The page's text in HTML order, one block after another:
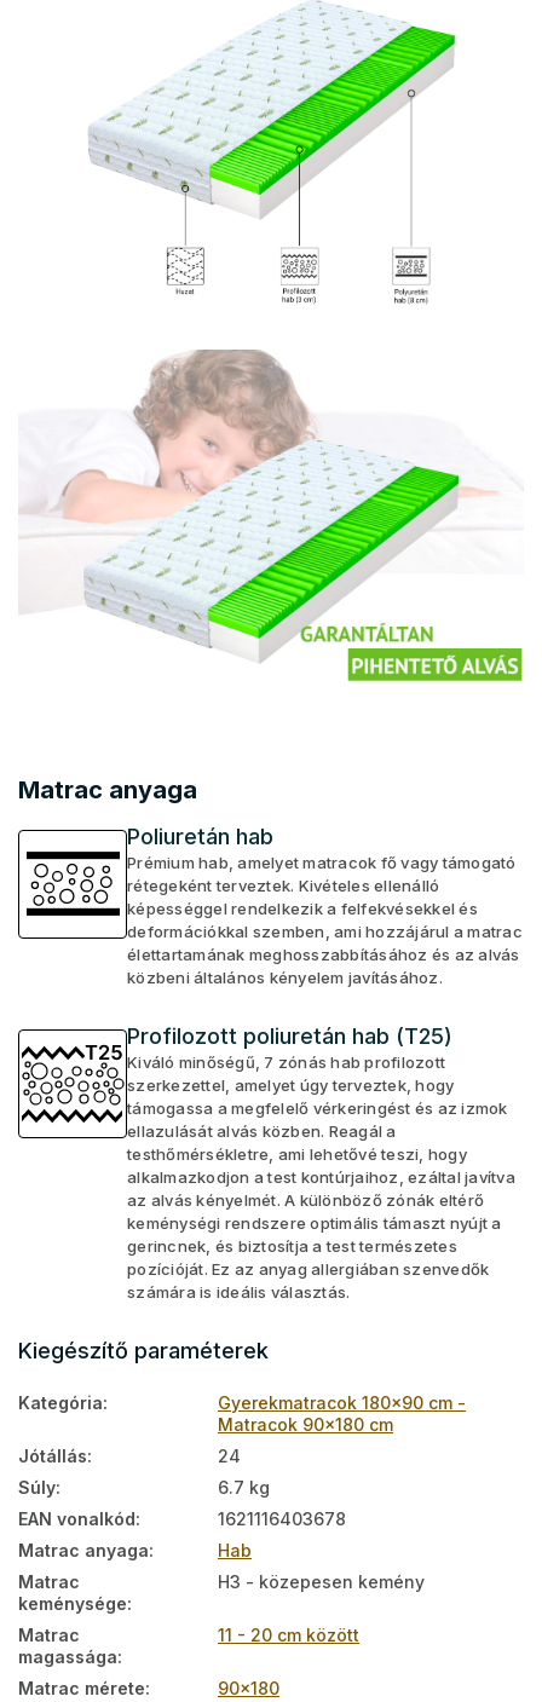
Matrac anyaga
Poliuretán hab
Prémium hab, amelyet matracok fő vagy támogató
rétegeként terveztek. Kivételes ellenálló
képességgel rendelkezik a felfekvésekkel és
deformációkkal szemben, ami hozzájárul a matrac
élettartamának meghosszabbításához és az alvás
közbeni általános kényelem javításához.
Profilozott poliuretán hab (T25)
Kiváló minőségű, 7 zónás hab profilozott
szerkezettel, amelyet úgy terveztek, hogy
támogassa a megfelelő vérkeringést és az izmok
ellazulását alvás közben. Reagál a
testhőmérsékletre, ami lehetővé teszi, hogy
alkalmazkodjon a test kontúrjaihoz, ezáltal javítva
az alvás kényelmét. A különböző zónák eltérő
keménységi rendszere optimális támaszt nyújt a
gerincnek, és biztosítja a test természetes
pozícióját. Ez az anyag allergiában szenvedők
számára is ideális választás.
Kiegészítő paraméterek
Kategória:
Gyerekmatracok 180x90 cm -
Matracok 90x180 cm
Jótállás:
24
Súly:
6.7 kg
EAN vonalkód:
1621116403678
Matrac anyaga:
Hab
Matrac
keménysége:
H3 - közepesen kemény
Matrac
magassága:
11 - 20 cm között
Matrac mérete:
90x180